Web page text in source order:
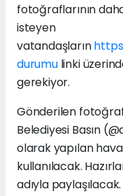
fotoğraflarının
isteyen
vatandaşların
durumulinki
gerekiyor.
Gönderilen
Belediyesi Basın
olarak yapılan
kullanılacak.
adıyla paylaşılacak.